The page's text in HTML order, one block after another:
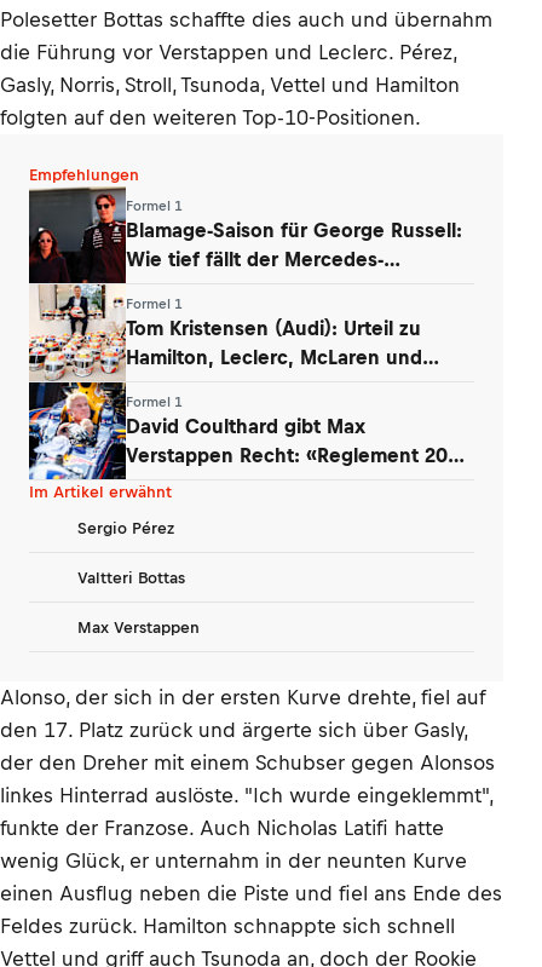
Polesetter Bottas schaffte dies auch und übernahm
die Führung vor Verstappen und Leclerc. Pérez,
Gasly, Norris, Stroll, Tsunoda, Vettel und Hamilton
folgten auf den weiteren Top-10-Positionen.
Empfehlungen
Formel 1
Blamage-Saison für George Russell:
Wie tief fällt der Mercedes-
Formel 1
Tom Kristensen (Audi): Urteil zu
Hamilton, Leclerc, McLaren und
Formel 1
David Coulthard gibt Max
Verstappen Recht: «Reglement 2026
wie Dampfwalze»
Im Artikel erwähnt
Sergio Pérez
Valtteri Bottas
Max Verstappen
Alonso, der sich in der ersten Kurve drehte, fiel auf
den 17. Platz zurück und ärgerte sich über Gasly,
der den Dreher mit einem Schubser gegen Alonsos
linkes Hinterrad auslöste. "Ich wurde eingeklemmt",
funkte der Franzose. Auch Nicholas Latifi hatte
wenig Glück, er unternahm in der neunten Kurve
einen Ausflug neben die Piste und fiel ans Ende des
Feldes zurück. Hamilton schnappte sich schnell
Vettel und griff auch Tsunoda an, doch der Rookie